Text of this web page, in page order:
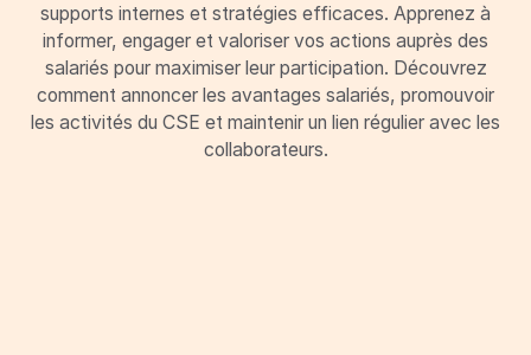
supports internes et stratégies efficaces. Apprenez à
informer, engager et valoriser vos actions auprès des
salariés pour maximiser leur participation. Découvrez
comment annoncer les avantages salariés, promouvoir
les activités du CSE et maintenir un lien régulier avec les
collaborateurs.